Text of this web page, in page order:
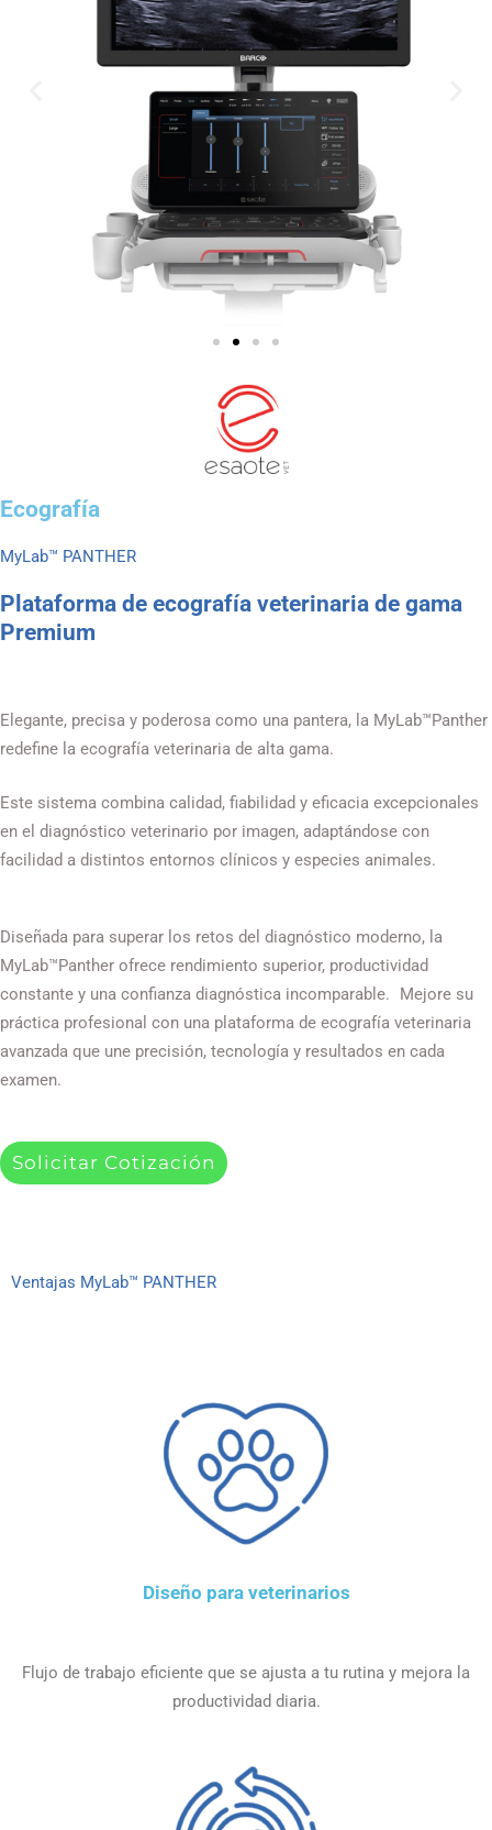
Ecografía
MyLab™ PANTHER
Plataforma de ecografía veterinaria de gama
Premium
Elegante, precisa y poderosa como una pantera, la MyLab™Panther
redefine la ecografía veterinaria de alta gama.
Este sistema combina calidad, fiabilidad y eficacia excepcionales
en el diagnóstico veterinario por imagen, adaptándose con
facilidad a distintos entornos clínicos y especies animales.
Diseñada para superar los retos del diagnóstico moderno, la
MyLab™Panther ofrece rendimiento superior, productividad
constante y una confianza diagnóstica incomparable. Mejore su
práctica profesional con una plataforma de ecografía veterinaria
avanzada que une precisión, tecnología y resultados en cada
examen.
Solicitar Cotización
Ventajas MyLab™ PANTHER
Diseño para veterinarios
Flujo de trabajo eficiente que se ajusta a tu rutina y mejora la
productividad diaria.